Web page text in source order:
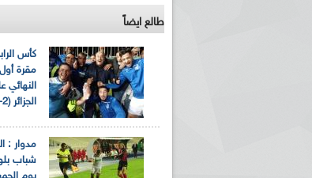
طالع ايضاً
كأس
مقرة
النهائي
الجزائر (2-1)
مدوار :
شباب